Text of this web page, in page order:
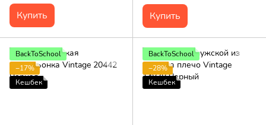
Купить Купить
BackToSchool
−17%
Кешбек
BackToSchool
−28%
Кешбек